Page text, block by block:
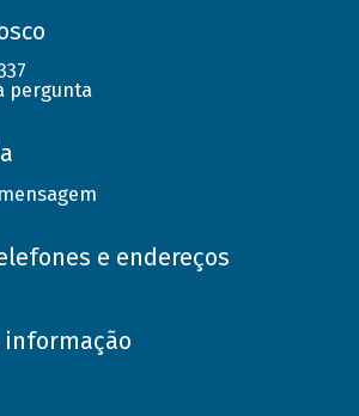
pergunta
e endereços
informação